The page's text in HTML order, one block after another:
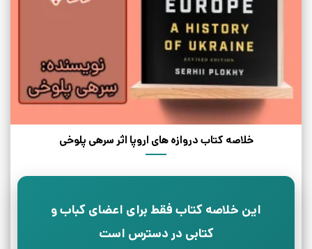
خلاصه کتاب دروازه های اروپا اثر سرهی پلوخی
این خلاصه کتاب فقط برای اعضای کباب و
کتابی در دسترس است